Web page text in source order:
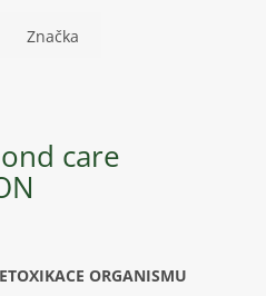
Značka
care
ORGANISMU